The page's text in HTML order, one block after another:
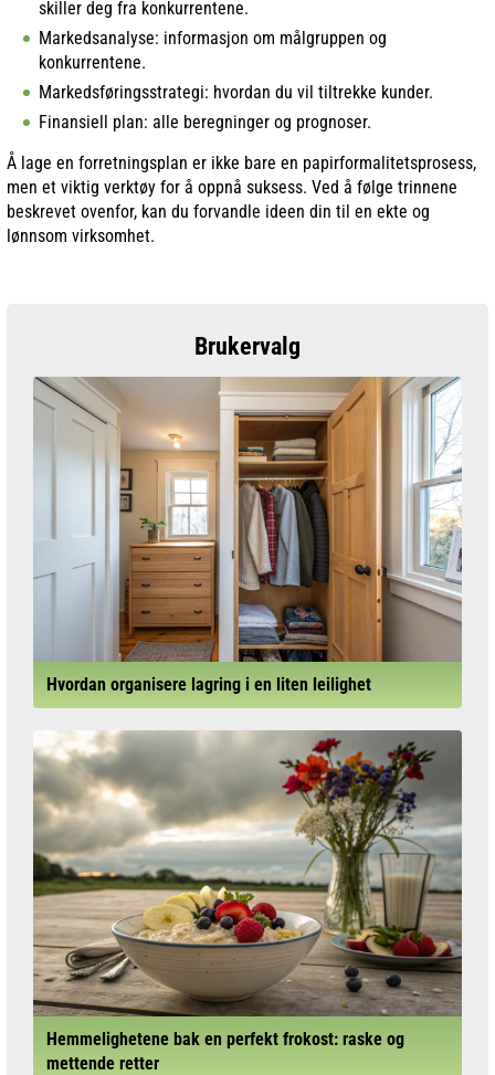
skiller deg fra konkurrentene.
Markedsanalyse: informasjon om målgruppen og
konkurrentene.
Markedsføringsstrategi: hvordan du vil tiltrekke kunder.
Finansiell plan: alle beregninger og prognoser.
Å lage en forretningsplan er ikke bare en papirformalitetsprosess,
men et viktig verktøy for å oppnå suksess. Ved å følge trinnene
beskrevet ovenfor, kan du forvandle ideen din til en ekte og
lønnsom virksomhet.
Brukervalg
Hvordan organisere lagring i en liten leilighet
Hemmelighetene bak en perfekt frokost: raske og
mettende retter